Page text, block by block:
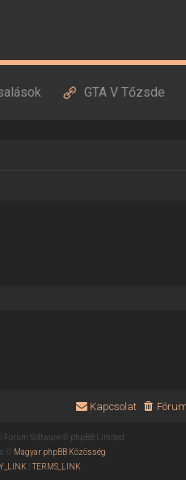
GTA V Tőzsde
Kapcsolat
Forum Software © phpBB Limited
© Magyar phpBB Közösség
|TERMS_LINK